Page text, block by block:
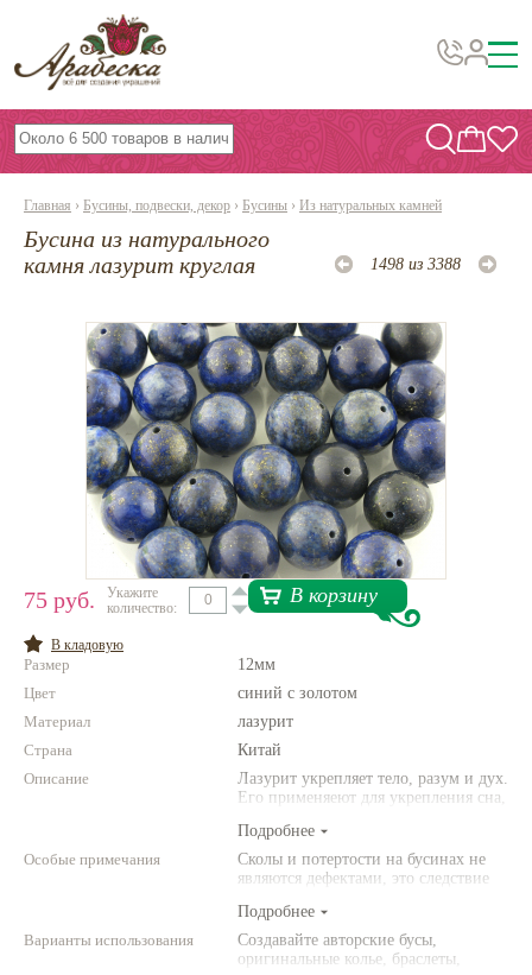
Бусины, подвески, декор
Бисер
Фурнитура
Инструменты и материалы
Эпоксидная смола
Шнуры, ленты, нитки
По темам и сезонам
Бисер TOHO
Нетемнеющая фурнитура
Всё для вышивки
Проволока
Натуральные камни
Каталог
Главная › Бусины, подвески, декор › Бусины › Из натуральных камней
Бусина из натурального
камня лазурит круглая
1498 из 3388
75 руб.
Укажите
количество:
В корзину
В кладовую
Размер
12мм
Цвет
синий с золотом
Материал
лазурит
Страна
Китай
Описание
Лазурит укрепляет тело, разум и дух.
Его применяеют для укрепления сна,
символизирует успех и
благополучие. Приносит своему
владельцу удачу.
Подробнее
Особые примечания
Сколы и потертости на бусинах не
являются дефектами, это следствие
природного камня. Цвет и размер
товара может отличаться от
представленных на фото.
Подробнее
Варианты использования
Создавайте авторские бусы,
оригинальные колье, браслеты,